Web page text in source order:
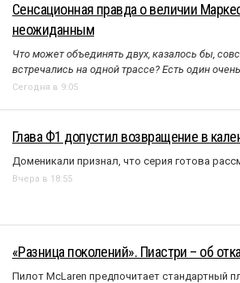
Сенсационная правда о величии
неожиданным
Что может объединять двух, казалось бы,
встречались на одной трассе? Есть один
Сегодня в 9:05
Глава Ф1 допустил возвращение в
Доменикали признал, что серия готова
Вчера в 18:55
«Разница поколений». Пиастри – об
Пилот McLaren предпочитает стандартный